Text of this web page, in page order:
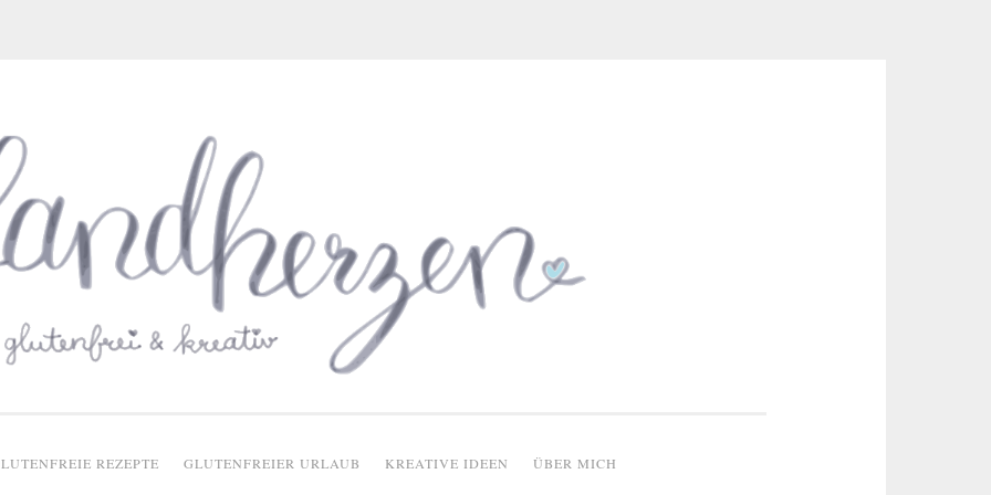
REZEPTE GLUTENFREIER URLAUB KREATIVE IDEEN ÜBER MICH